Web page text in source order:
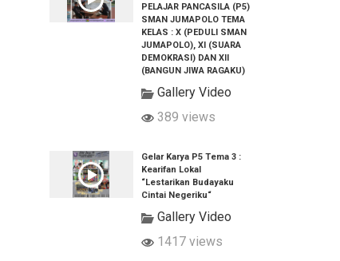
PELAJAR PANCASILA (P5)
SMAN JUMAPOLO TEMA
KELAS : X (PEDULI SMAN
JUMAPOLO), XI (SUARA
DEMOKRASI) DAN XII
(BANGUN JIWA RAGAKU)
Gallery Video
389 views
Gelar Karya P5 Tema 3 :
Kearifan Lokal
“Lestarikan Budayaku
Cintai Negeriku“
Gallery Video
1417 views